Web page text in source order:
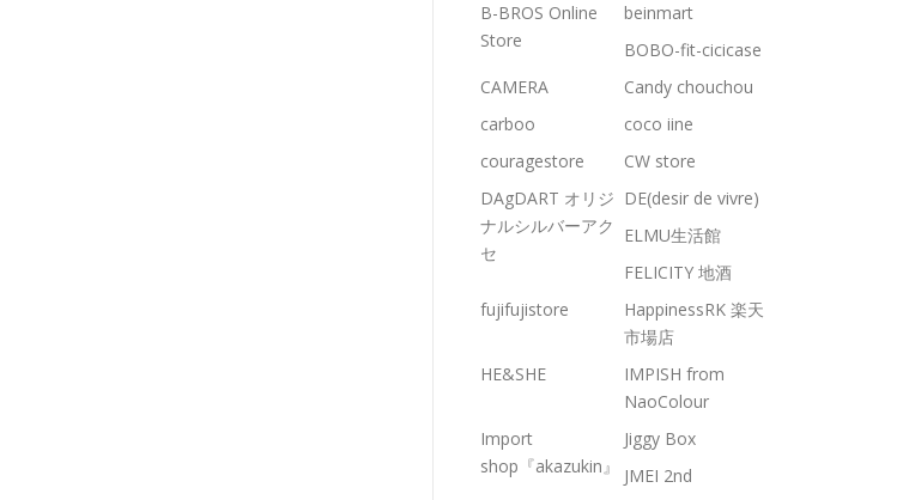
B-BROS Online
Store
beinmart
BOBO-fit-cicicase
CAMERA
Candy chouchou
carboo
coco iine
couragestore
CW store
DAgDART オリジ
ナルシルバーアク
セ
DE(desir de vivre)
ELMU生活館
FELICITY 地酒
fujifujistore
HappinessRK 楽天
市場店
HE&SHE
IMPISH from
NaoColour
Import
shop『akazukin』
Jiggy Box
JMEI 2nd